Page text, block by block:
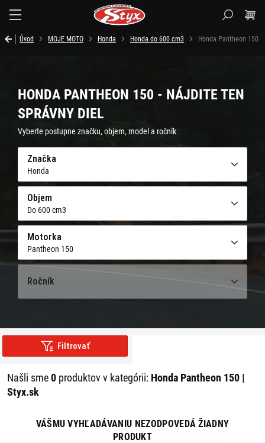
Úvod MOJE MOTO Honda Honda do 600 cm3 Honda Pantheon 150
HONDA PANTHEON 150 - NÁJDITE TEN
SPRÁVNY DIEL
Vyberte postupne značku, objem, model a ročník
Značka
Honda
Objem
Do 600 cm3
Motorka
Pantheon 150
Ročník
Filtrovať
Našli sme0 produktov v kategórii: Honda Pantheon 150 |
Styx.sk
VÁŠMU VYHĽADÁVANIU NEZODPOVEDÁ ŽIADNY
PRODUKT